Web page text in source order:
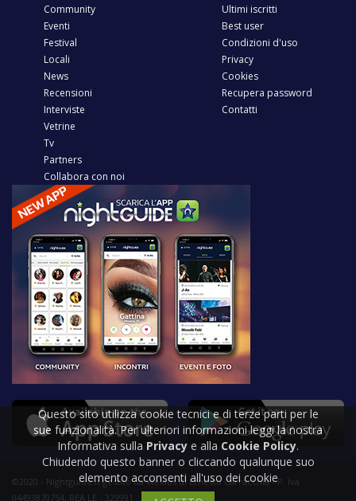
Community
Eventi
Festival
Locali
News
Recensioni
Interviste
Vetrine
Tv
Partners
Collabora con noi
Ultimi iscritti
Best user
Condizioni d'uso
Privacy
Cookies
Recupera password
Contatti
©2020 - Nightguide.it gestito da Welabs di Ernesto Carracchia - P. Iva
04493870754, REA LE - 329991
Questo sito utilizza cookie tecnici e di terze parti per le
sue funzionalità. Per ulteriori informazioni leggi la nostra
Informativa sulla Privacy e alla Cookie Policy.
Chiudendo questo banner o cliccando qualunque suo
elemento acconsenti all'uso dei cookie